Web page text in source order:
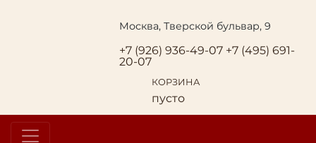
Москва, Тверской бульвар, 9
+7 (926) 936-49-07 +7 (495) 691-
20-07
КОРЗИНА
пусто